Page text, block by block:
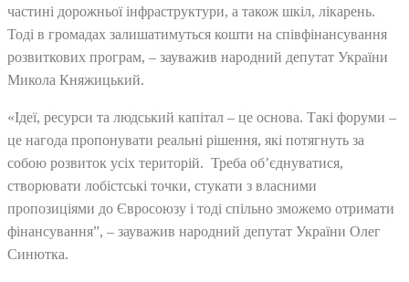
частині дорожньої інфраструктури, а також шкіл, лікарень.
Тоді в громадах залишатимуться кошти на співфінансування
розвиткових програм, – зауважив народний депутат України
Микола Княжицький.
«Ідеї, ресурси та людський капітал – це основа. Такі форуми –
це нагода пропонувати реальні рішення, які потягнуть за
собою розвиток усіх територій. Треба об’єднуватися,
створювати лобістські точки, стукати з власними
пропозиціями до Євросоюзу і тоді спільно зможемо отримати
фінансування”, – зауважив народний депутат України Олег
Синютка.